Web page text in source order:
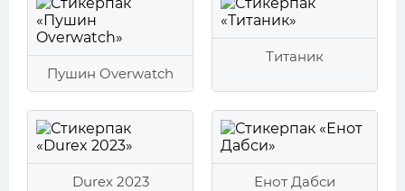
Пушин Overwatch
Титаник
Durex 2023 Енот Дабси